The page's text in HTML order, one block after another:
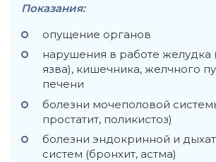
Показания:
опущение органов
нарушения в работе желудка
язва), кишечника, желчного
печени
болезни мочеполовой
простатит, поликистоз)
болезни эндокринной и
систем (бронхит, астма)